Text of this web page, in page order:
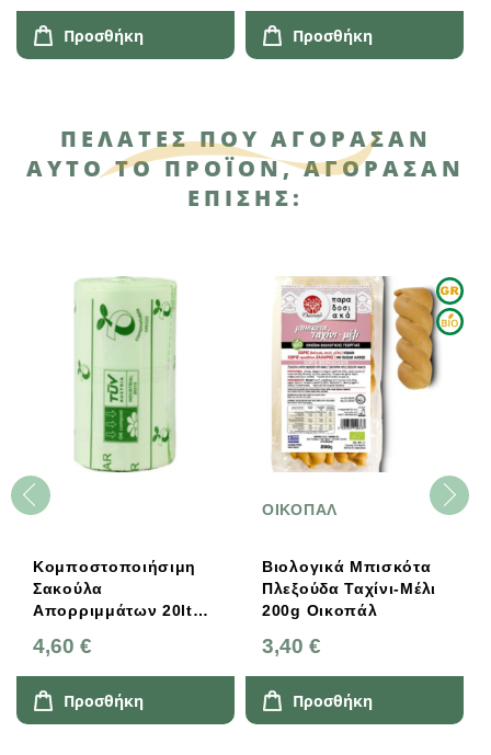
Προσθήκη Προσθήκη
ΠΕΛΆΤΕΣ ΠΟΥ ΑΓΌΡΑΣΑΝ
ΑΥΤΌ ΤΟ ΠΡΟΪΌΝ, ΑΓΌΡΑΣΑΝ
ΕΠΊΣΗΣ:
Κομποστοποιήσιμη
Σακούλα
Απορριμμάτων 20lt
4,60 €
Προσθήκη
ΟΙΚΟΠΑΛ
Βιολογικά Μπισκότα
Πλεξούδα Ταχίνι-Μέλι
200g Οικοπάλ
3,40 €
Προσθήκη